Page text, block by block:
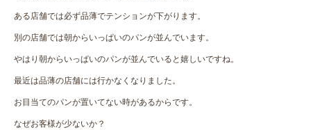
ある店舗では必ず品薄でテンションが下がります。
別の店舗では朝からいっぱいのパンが並んでいます。
やはり朝からいっぱいのパンが並んでいると嬉しいですね。
最近は品薄の店舗には行かなくなりました。
お目当てのパンが置いてない時があるからです。
なぜお客様が少ないか？